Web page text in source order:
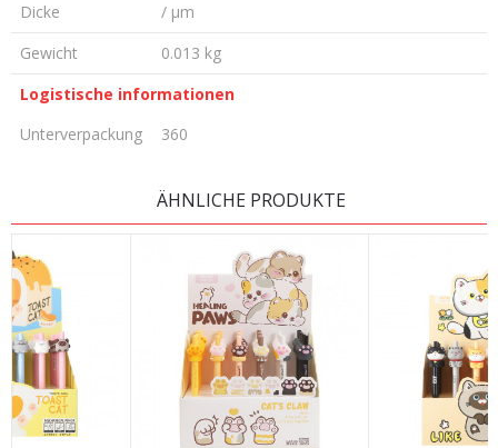
Dicke
/ µm
Gewicht
0.013 kg
Logistische informationen
Unterverpackung
360
E-Mail
Nachricht
ÄHNLICHE PRODUKTE